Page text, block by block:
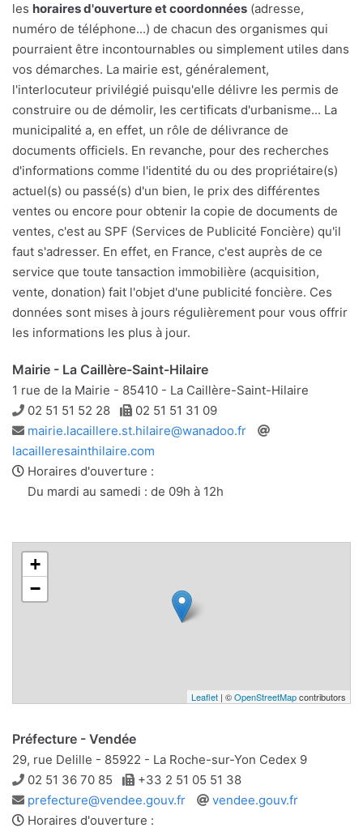
les horaires d'ouverture et coordonnées (adresse,
numéro de téléphone...) de chacun des organismes qui
pourraient être incontournables ou simplement utiles dans
vos démarches. La mairie est, généralement,
l'interlocuteur privilégié puisqu'elle délivre les permis de
construire ou de démolir, les certificats d'urbanisme... La
municipalité a, en effet, un rôle de délivrance de
documents officiels. En revanche, pour des recherches
d'informations comme l'identité du ou des propriétaire(s)
actuel(s) ou passé(s) d'un bien, le prix des différentes
ventes ou encore pour obtenir la copie de documents de
ventes, c'est au SPF (Services de Publicité Foncière) qu'il
faut s'adresser. En effet, en France, c'est auprès de ce
service que toute tansaction immobilière (acquisition,
vente, donation) fait l'objet d'une publicité foncière. Ces
données sont mises à jours régulièrement pour vous offrir
les informations les plus à jour.
Mairie - La Caillère-Saint-Hilaire
1 rue de la Mairie - 85410 - La Caillère-Saint-Hilaire
Téléphone
02 51 51 52 28 Télécopie
02 51 51 31 09
Adresse
e-
mail
mairie.lacaillere.st.hilaire@wanadoo.fr
lacailleresainthilaire.com
Horaires d'ouverture :
Du mardi au samedi : de 09h à 12h
+
−
Leaflet | ©OpenStreetMapcontributors
Préfecture - Vendée
29, rue Delille - 85922 - La Roche-sur-Yon Cedex 9
Téléphone
02 51 36 70 85 Télécopie
+33 2 51 05 51 38
Adresse
e-
prefecture@vendee.gouv.fr
Site
vendee.gouv.fr
Horaires d'ouverture :